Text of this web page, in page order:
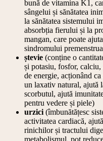
bună de vitamina K1,
sângelui și sănătatea
la sănătatea sistemului
absorbția fierului și la
mangan, care poate
sindromului
ștevie (conține o
și potasiu, fosfor,
de energie, acționând
un laxativ natural, ajută
scorbutul, ajută
pentru vedere și piele)
urzici (îmbunătățesc
activitatea cardiacă,
rinichilor și tractului
metabolismul, pot